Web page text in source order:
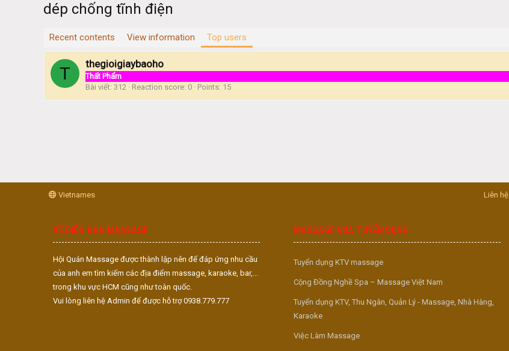
dép chống tĩnh điện
Recent contents View information Top users
T thegioigiaybaoho
Thất Phẩm
Bài viết 312 Reaction score 0 Points 15
Vietnames Liên hệ
VỀ DIỄN ĐÀN MASSAGE
Hội Quán Massage được thành lập nên để đáp ứng nhu cầu
của anh em tìm kiếm các địa điểm massage, karaoke, bar,...
trong khu vực HCM cũng như toàn quốc.
Vui lòng liên hệ Admin để được hỗ trợ 0938.779.777
MASSAGE VUA TUYỂN DỤNG
Tuyển dụng KTV massage
Cộng Đồng Nghề Spa – Massage Việt Nam
Tuyển dụng KTV, Thu Ngân, Quản Lý - Massage, Nhà Hàng,
Karaoke
Việc Làm Massage